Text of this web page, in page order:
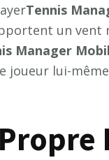
Tennis Mana
un vent
is Manager Mobil
lui-